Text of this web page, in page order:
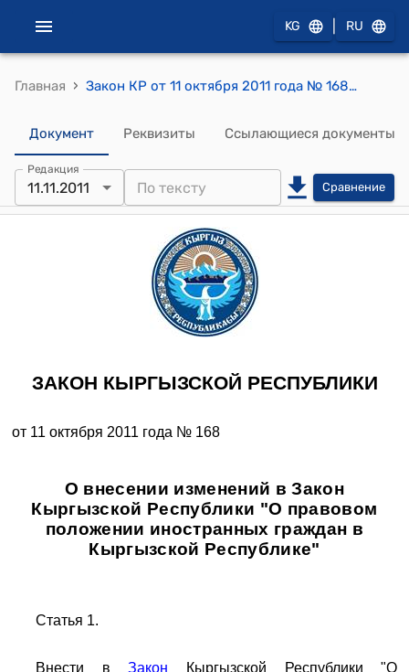
KG RU
Главная › Закон КР от 11 октября 2011 года № 168 "О внесении изменений в Закон Кыргызской Республики "О правовом положении иностранных граждан в Кыргызской Республике""
Документ Реквизиты Ссылающиеся документы
Редакция
11.11.2011 Сравнение